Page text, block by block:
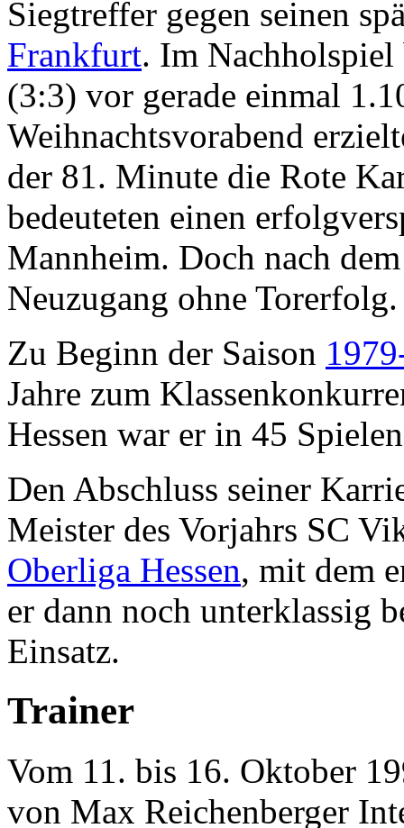
Siegtreffer gegen seinen
Frankfurt. Im
(3:3) vor gerade einmal
Weihnachtsvorabend
der 81. Minute die Rote
bedeuteten einen
Mannheim. Doch nach
Neuzugang ohne Torerfolg.
Zu Beginn der Saison
Jahre zum
Hessen war er in 45
Den Abschluss seiner
Meister des Vorjahrs SC
Oberliga Hessen, mit dem
er dann noch unterklassig
Einsatz.
Trainer
Vom 11. bis 16. Oktober
von Max Reichenberger